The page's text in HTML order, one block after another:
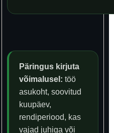
Päringus kirjuta
võimalusel: töö
asukoht, soovitud
kuupäev,
rendiperiood, kas
vajad juhiga või